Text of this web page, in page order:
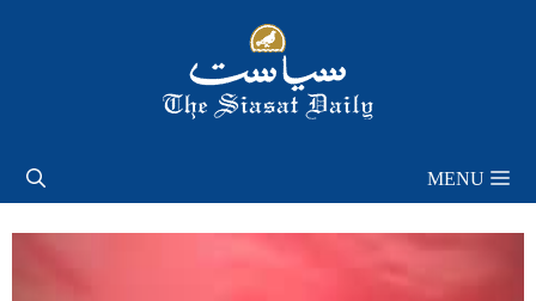
MENU